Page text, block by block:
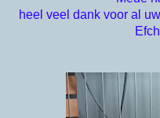
heel veel dank voor al